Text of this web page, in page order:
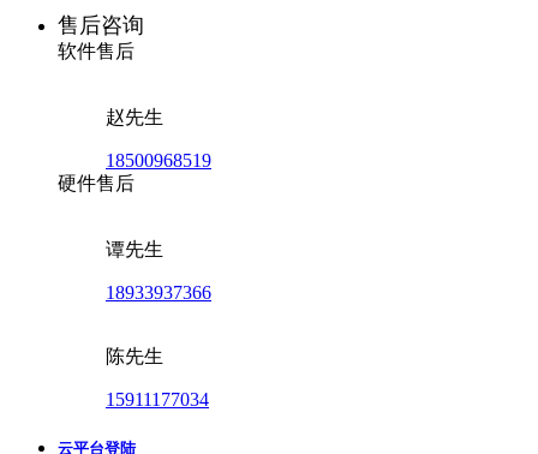
售后咨询
软件售后
赵先生
18500968519
硬件售后
谭先生
18933937366
陈先生
15911177034
云平台登陆